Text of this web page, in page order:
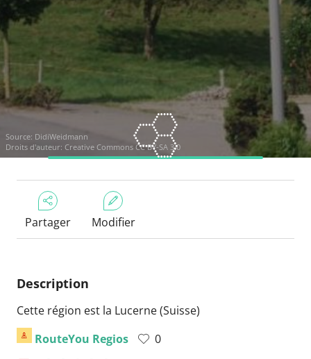
Source: DidiWeidmann
Droits d'auteur: Creative Commons CC BY-SA 3.0
Partager Modifier
Description
Cette région est la Lucerne (Suisse)
RouteYou Regios
0